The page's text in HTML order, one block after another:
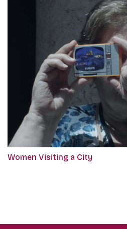
Women Visiting a City